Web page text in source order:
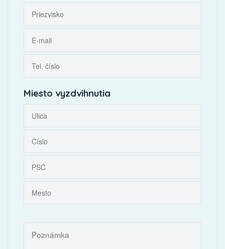
Miesto vyzdvihnutia